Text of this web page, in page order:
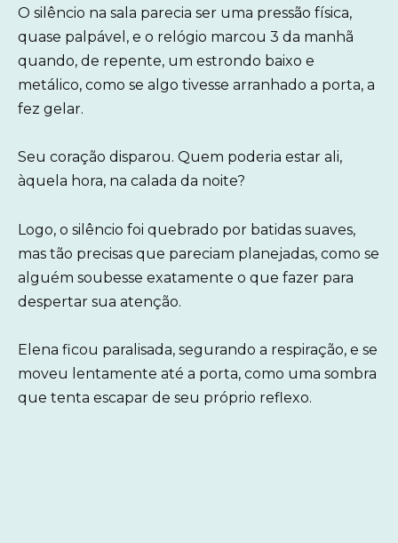
O silêncio na sala parecia ser uma pressão física,
quase palpável, e o relógio marcou 3 da manhã
quando, de repente, um estrondo baixo e
metálico, como se algo tivesse arranhado a porta, a
fez gelar.
Seu coração disparou. Quem poderia estar ali,
àquela hora, na calada da noite?
Logo, o silêncio foi quebrado por batidas suaves,
mas tão precisas que pareciam planejadas, como se
alguém soubesse exatamente o que fazer para
despertar sua atenção.
Elena ficou paralisada, segurando a respiração, e se
moveu lentamente até a porta, como uma sombra
que tenta escapar de seu próprio reflexo.